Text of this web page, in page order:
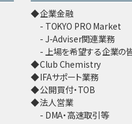
企業金融
TOKYO PRO Market
J-Adviser関連業務
上場を希望する企業の
Club Chemistry
IFAサポート業務
公開買付・TOB
法人営業
DMA・高速取引等